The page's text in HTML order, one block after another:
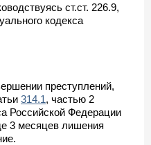
ст.ст. 226.9,
кодекса
преступлений,
314.1, частью 2
Российской Федерации
3 месяцев лишения